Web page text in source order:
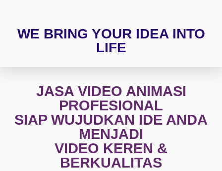
WE BRING YOUR IDEA INTO
LIFE
JASA VIDEO ANIMASI
PROFESIONAL
SIAP WUJUDKAN IDE ANDA
MENJADI
VIDEO KEREN &
BERKUALITAS